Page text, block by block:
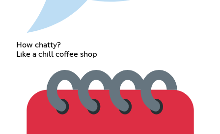
How chatty?
Like a chill coffee shop